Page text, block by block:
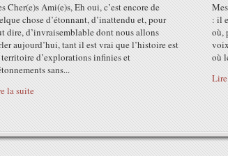
Cher(e)s Ami(e)s, Eh oui, c’est encore de
chose d’étonnant, d’inattendu et, pour
dire, d’invraisemblable dont nous allons
aujourd’hui, tant il est vrai que l’histoire est
d’explorations infinies et
sans...
la suite
: il
où,
où